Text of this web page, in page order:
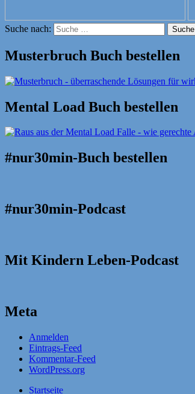
Suche nach: Suche
Musterbruch Buch bestellen
Mental Load Buch bestellen
#nur30min-Buch bestellen
#nur30min-Podcast
Mit Kindern Leben-Podcast
Meta
Anmelden
Eintrags-Feed
Kommentar-Feed
WordPress.org
Startseite